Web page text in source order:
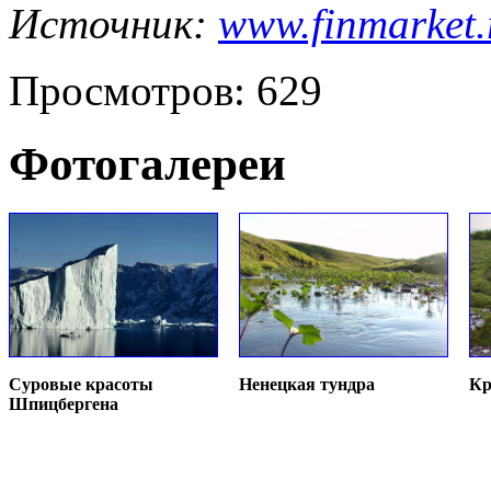
Источник:
Просмотров: 629
Фотогалереи
Суровые красоты
Шпицбергена
Ненецкая тундра